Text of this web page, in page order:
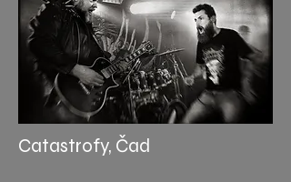
Catastrofy, Čad